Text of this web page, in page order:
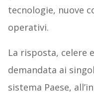
tecnologie, nuove
operativi.
La risposta, celere
demandata ai
sistema Paese,